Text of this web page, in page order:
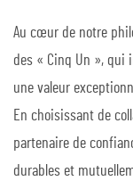
Au cœur de notre
des « Cinq Un », qui
une valeur
En choisissant de
partenaire de
durables et